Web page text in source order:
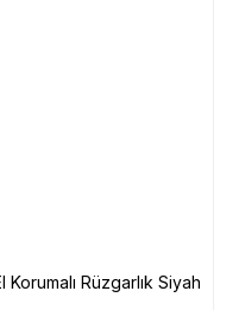
Rüzgarlık Siyah